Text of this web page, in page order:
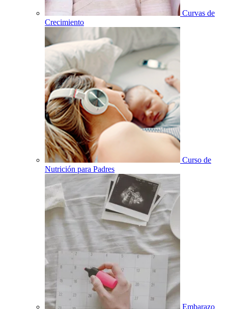
Curvas de
Crecimiento
Curso de
Nutrición para Padres
Embarazo